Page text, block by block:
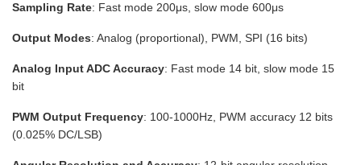
Sampling Rate: Fast mode 200μs, slow mode 600μs
Output Modes: Analog (proportional), PWM, SPI (16 bits)
Analog Input ADC Accuracy: Fast mode 14 bit, slow mode 15
bit
PWM Output Frequency: 100-1000Hz, PWM accuracy 12 bits
(0.025% DC/LSB)